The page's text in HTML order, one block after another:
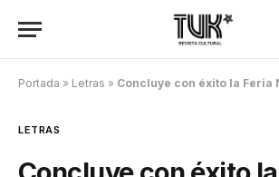
Portada » Letras » Concluye con éxito la Feria Nacional
LETRAS